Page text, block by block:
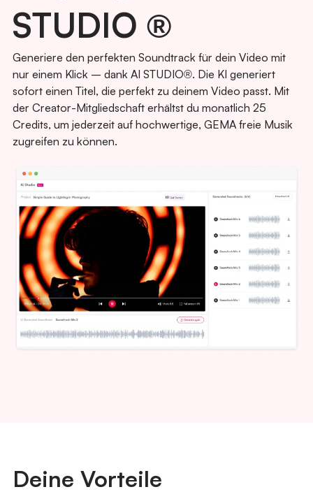
STUDIO ®
Generiere den perfekten Soundtrack für dein Video mit
nur einem Klick – dank AI STUDIO®. Die KI generiert
sofort einen Titel, die perfekt zu deinem Video passt. Mit
der Creator-Mitgliedschaft erhältst du monatlich 25
Credits, um jederzeit auf hochwertige, GEMA freie Musik
zugreifen zu können.
Deine Vorteile